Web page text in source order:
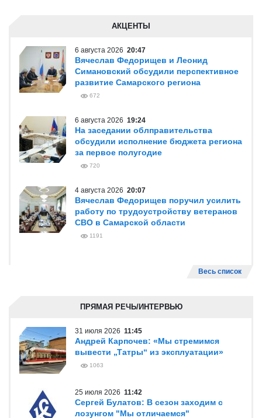
АКЦЕНТЫ
6 августа 2026 20:47
Вячеслав Федорищев и Леонид
Симановский обсудили перспективное
развитие Самарского региона
672
6 августа 2026 19:24
На заседании облправительства
обсудили исполнение бюджета региона
за первое полугодие
720
4 августа 2026 20:07
Вячеслав Федорищев поручил усилить
работу по трудоустройству ветеранов
СВО в Самарской области
1191
Весь список
ПРЯМАЯ РЕЧЬ/ИНТЕРВЬЮ
31 июля 2026 11:45
Андрей Карпочев: «Мы стремимся
вывести „Татры“ из эксплуатации»
1063
25 июля 2026 11:42
Сергей Булатов: В сезон заходим с
лозунгом "Мы отличаемся"